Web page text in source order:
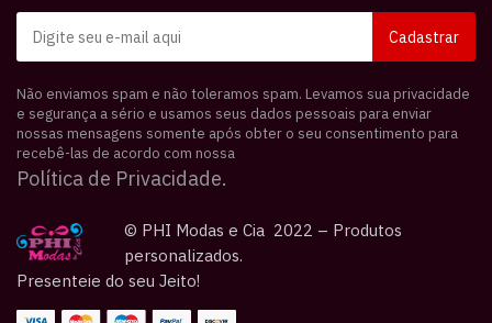
Não enviamos spam e não toleramos spam. Levamos sua privacidade
e segurança a sério e usamos seus dados pessoais para enviar
nossas mensagens somente após obter o seu consentimento para
recebê-las de acordo com nossa
Política de Privacidade.
© PHI Modas e Cia 2022 – Produtos
personalizados.
Presenteie do seu Jeito!